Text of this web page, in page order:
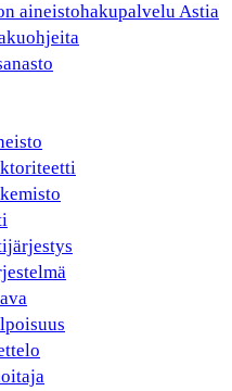
aineistohakupalvelu Astia